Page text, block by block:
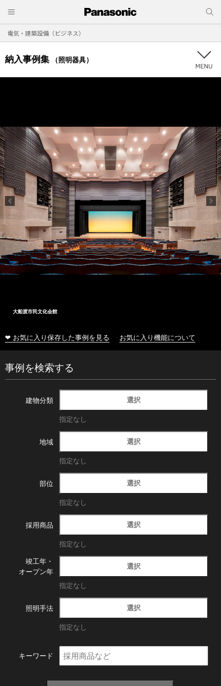
電気・建築設備（ビジネス）
納入事例集 （照明器具）
大船渡市民文化会館
❤ お気に入り保存した事例を見る お気に入り機能について
事例を検索する
建物分類 選択
指定なし
地域 選択
指定なし
部位 選択
指定なし
採用商品 選択
指定なし
竣工年・
オープン年
選択
指定なし
照明手法 選択
指定なし
キーワード